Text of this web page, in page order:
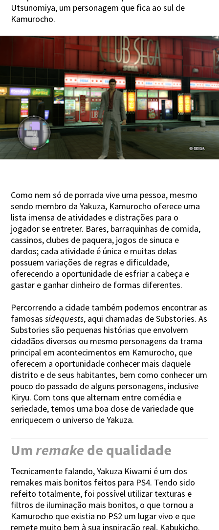
Utsunomiya, um personagem que fica ao sul de
Kamurocho.
Como nem só de porrada vive uma pessoa, mesmo
sendo membro da Yakuza, Kamurocho oferece uma
lista imensa de atividades e distrações para o
jogador se entreter. Bares, barraquinhas de comida,
cassinos, clubes de paquera, jogos de sinuca e
dardos; cada atividade é única e muitas delas
possuem variações de regras e dificuldade,
oferecendo a oportunidade de esfriar a cabeça e
gastar e ganhar dinheiro de formas diferentes.
Percorrendo a cidade também podemos encontrar as
famosassidequests, aqui chamadas de Substories. As
Substories são pequenas histórias que envolvem
cidadãos diversos ou mesmo personagens da trama
principal em acontecimentos em Kamurocho, que
oferecem a oportunidade conhecer mais daquele
distrito e de seus habitantes, bem como conhecer um
pouco do passado de alguns personagens, inclusive
Kiryu. Com tons que alternam entre comédia e
seriedade, temos uma boa dose de variedade que
enriquecem o universo de Yakuza.
Umremake de qualidade
Tecnicamente falando, Yakuza Kiwami é um dos
remakes mais bonitos feitos para PS4. Tendo sido
refeito totalmente, foi possível utilizar texturas e
filtros de iluminação mais bonitos, o que tornou a
Kamurocho que existia no PS2 um lugar vivo e que
remete muito bem à sua inspiração real, Kabukicho.